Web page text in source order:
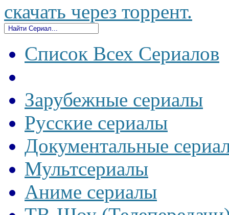
скачать через торрент.
Список Всех Сериалов
Зарубежные сериалы
Русские сериалы
Документальные
Мультсериалы
Аниме сериалы